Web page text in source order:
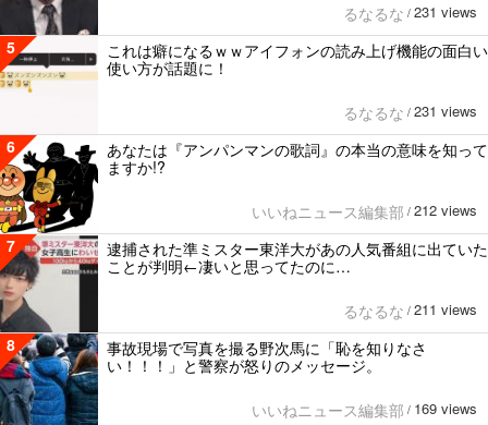
るなるな / 231 views
5
これは癖になるｗｗアイフォンの読み上げ機能の面白い
使い方が話題に！
るなるな / 231 views
6
あなたは『アンパンマンの歌詞』の本当の意味を知って
ますか!?
いいねニュース編集部 / 212 views
7
逮捕された準ミスター東洋大があの人気番組に出ていた
ことが判明←凄いと思ってたのに…
るなるな / 211 views
8
事故現場で写真を撮る野次馬に「恥を知りなさ
い！！！」と警察が怒りのメッセージ。
いいねニュース編集部 / 169 views